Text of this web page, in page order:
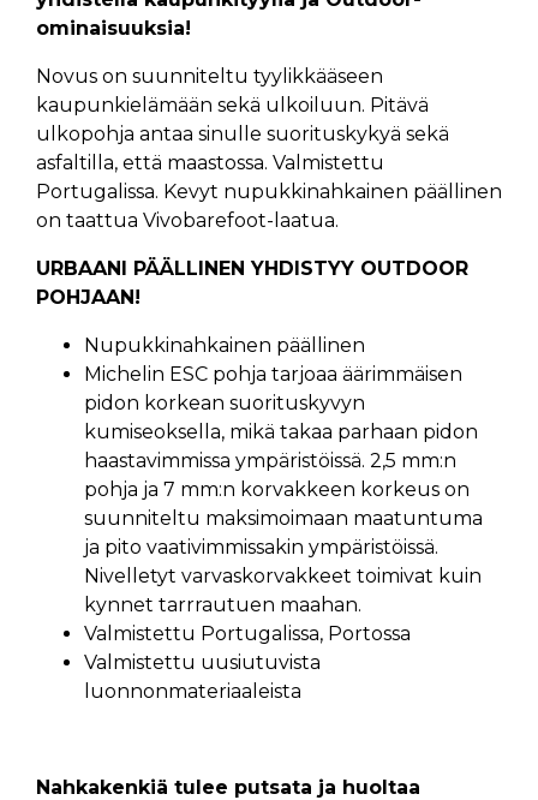
ominaisuuksia!
Novus on suunniteltu tyylikkääseen
kaupunkielämään sekä ulkoiluun. Pitävä
ulkopohja antaa sinulle suorituskykyä sekä
asfaltilla, että maastossa. Valmistettu
Portugalissa. Kevyt nupukkinahkainen päällinen
on taattua Vivobarefoot-laatua.
URBAANI PÄÄLLINEN YHDISTYY OUTDOOR
POHJAAN!
Nupukkinahkainen päällinen
Michelin ESC pohja tarjoaa äärimmäisen
pidon korkean suorituskyvyn
kumiseoksella, mikä takaa parhaan pidon
haastavimmissa ympäristöissä. 2,5 mm:n
pohja ja 7 mm:n korvakkeen korkeus on
suunniteltu maksimoimaan maatuntuma
ja pito vaativimmissakin ympäristöissä.
Nivelletyt varvaskorvakkeet toimivat kuin
kynnet tarrrautuen maahan.
Valmistettu Portugalissa, Portossa
Valmistettu uusiutuvista
luonnonmateriaaleista
Nahkakenkiä tulee putsata ja huoltaa